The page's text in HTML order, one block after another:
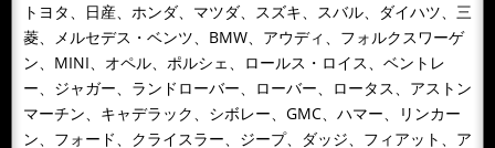
2024/01/08
BLOG
４年ぶりの船橋消防出初式
新型コロナが一段落して 新年早々能登半島大地震！テ
レビでは甚大な被害を報道しています！自然災害にはと
ても太刀打ちできないと頭では分...
トヨタ、日産、ホンダ、マツダ、スズキ、スバル、ダイハツ、三
菱、メルセデス・ベンツ、BMW、アウディ、フォルクスワーゲ
ン、MINI、オペル、ポルシェ、ロールス・ロイス、ベントレ
ー、ジャガー、ランドローバー、ローバー、ロータス、アストン
マーチン、キャデラック、シボレー、GMC、ハマー、リンカー
ン、フォード、クライスラー、ジープ、ダッジ、フィアット、ア